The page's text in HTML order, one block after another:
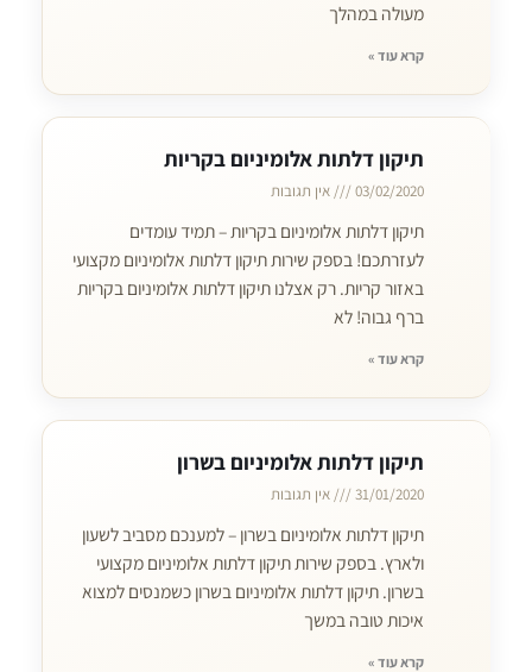
מעולה במהלך
קרא עוד »
תיקון דלתות אלומיניום בקריות
03/02/2020 אין תגובות
תיקון דלתות אלומיניום בקריות – תמיד עומדים
לעזרתכם! בספק שירות תיקון דלתות אלומיניום מקצועי
באזור קריות. רק אצלנו תיקון דלתות אלומיניום בקריות
ברף גבוה! לא
קרא עוד »
תיקון דלתות אלומיניום בשרון
31/01/2020 אין תגובות
תיקון דלתות אלומיניום בשרון – למענכם מסביב לשעון
ולארץ. בספק שירות תיקון דלתות אלומיניום מקצועי
בשרון. תיקון דלתות אלומיניום בשרון כשמנסים למצוא
איכות טובה במשך
קרא עוד »